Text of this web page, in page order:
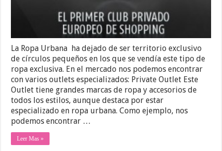
La Ropa Urbana ha dejado de ser territorio exclusivo
de círculos pequeños en los que se vendía este tipo de
ropa exclusiva. En el mercado nos podemos encontrar
con varios outlets especializados: Private Outlet Este
Outlet tiene grandes marcas de ropa y accesorios de
todos los estilos, aunque destaca por estar
especializado en ropa urbana. Como ejemplo, nos
podemos encontrar …
Leer Mas »